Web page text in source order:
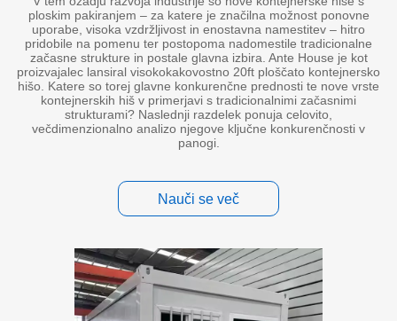
ploskim pakiranjem – za katere je značilna možnost ponovne
uporabe, visoka vzdržljivost in enostavna namestitev – hitro
pridobile na pomenu ter postopoma nadomestile tradicionalne
začasne strukture in postale glavna izbira. Ante House je kot
proizvajalec lansiral visokokakovostno 20ft ploščato kontejnersko
hišo. Katere so torej glavne konkurenčne prednosti te nove vrste
kontejnerskih hiš v primerjavi s tradicionalnimi začasnimi
strukturami? Naslednji razdelek ponuja celovito,
večdimenzionalno analizo njegove ključne konkurenčnosti v
panogi.
Nauči se več